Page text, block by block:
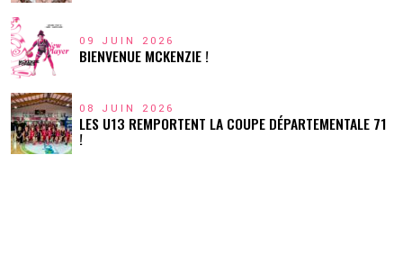
09 JUIN 2026
BIENVENUE MCKENZIE !
08 JUIN 2026
LES U13 REMPORTENT LA COUPE DÉPARTEMENTALE 71
!